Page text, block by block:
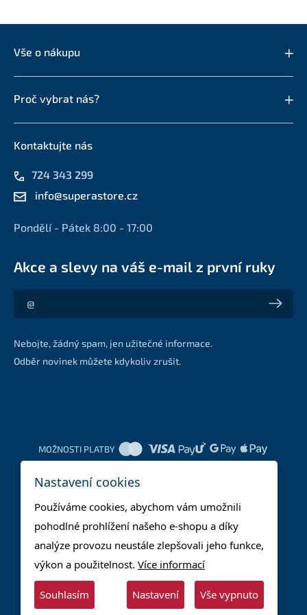
Vše o nákupu
Proč vybrat nás?
Kontaktujte nás
724 343 299
info@superastore.cz
Pondělí - Pátek 8:00 - 17:00
Akce a slevy na váš e-mail z první ruky
Akce a slevy na váš e-mail z první ruky
Nebojte, žádný spam, jen užitečné informace.
Odběr novinek můžete kdykoliv zrušit.
MOŽNOSTI PLATBY
Nastavení cookies
Používáme cookies, abychom vám umožnili
pohodlné prohlížení našeho e-shopu a díky
analýze provozu neustále zlepšovali jeho funkce,
výkon a použitelnost. Více informací
Souhlasím Nastavení Vše vypnuto